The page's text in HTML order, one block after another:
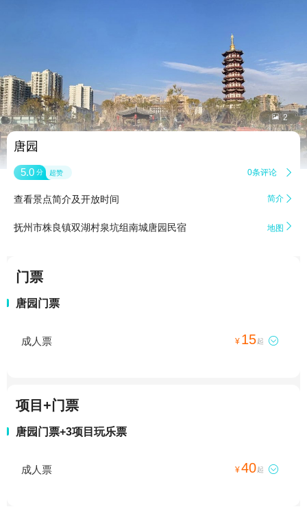
 2
唐园
5.0 分 超赞 0条评论 
查看景点简介及开放时间 简介 
抚州市株良镇双湖村泉坑组南城唐园民宿 地图 
门票
唐园门票
成人票 ¥ 15起 
项目+门票
唐园门票+3项目玩乐票
成人票 ¥40起 